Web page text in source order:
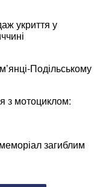
укриття у
Подільському
з мотоциклом:
загиблим